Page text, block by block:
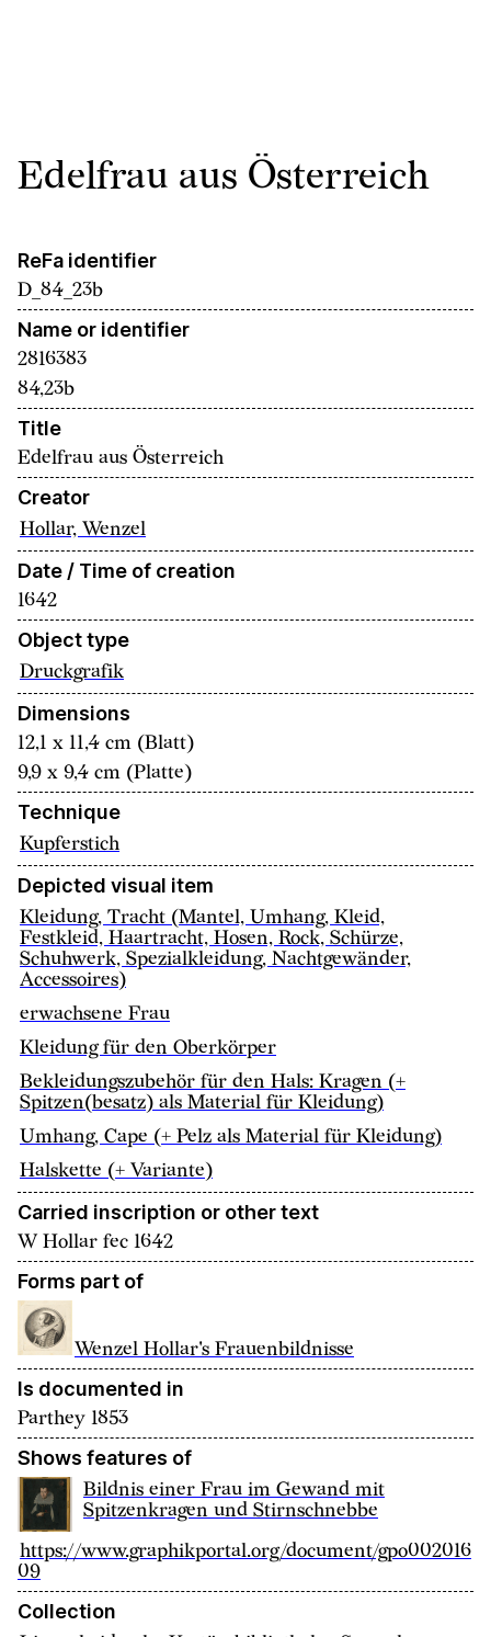
Edelfrau aus Österreich
ReFa identifier
D_84_23b
Name or identifier
2816383
84,23b
Title
Edelfrau aus Österreich
Creator
Hollar, Wenzel
Date / Time of creation
1642
Object type
Druckgrafik
Dimensions
12,1 x 11,4 cm (Blatt)
9,9 x 9,4 cm (Platte)
Technique
Kupferstich
Depicted visual item
Kleidung, Tracht (Mantel, Umhang, Kleid,
Festkleid, Haartracht, Hosen, Rock, Schürze,
Schuhwerk, Spezialkleidung, Nachtgewänder,
Accessoires)
erwachsene Frau
Kleidung für den Oberkörper
Bekleidungszubehör für den Hals: Kragen (+
Spitzen(besatz) als Material für Kleidung)
Umhang, Cape (+ Pelz als Material für Kleidung)
Halskette (+ Variante)
Carried inscription or other text
W Hollar fec 1642
Forms part of
Wenzel Hollar's Frauenbildnisse
Is documented in
Parthey 1853
Shows features of
Bildnis einer Frau im Gewand mit
Spitzenkragen und Stirnschnebbe
https://www.graphikportal.org/document/gpo002016
09
Collection